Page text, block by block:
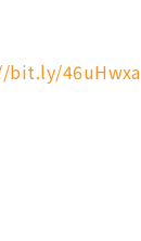
bit.ly/46uHwxa